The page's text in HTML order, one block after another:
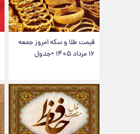
قیمت طلا و سکه امروز جمعه
۱۶ مرداد ۱۴۰۵ +جدول